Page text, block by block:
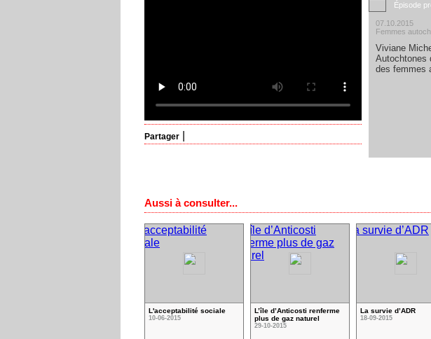
Partager
Épisode
07.10.2015
Femmes
Viviane
Autochtones
des femmes
Aussi à consulter...
L'acceptabilité sociale
10-06-2015
L’île d’Anticosti renferme
plus de gaz naturel
29-10-2015
La survie d’ADR
18-09-2015